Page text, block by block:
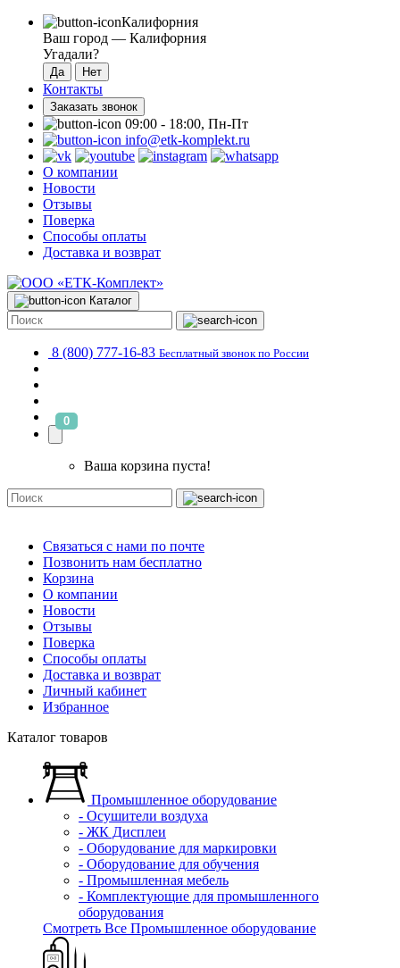
Калифорния
Ваш город — Калифорния
Угадали?
Контакты
Заказать звонок
09:00 - 18:00, Пн-Пт
info@etk-komplekt.ru
О компании
Новости
Отзывы
Поверка
Способы оплаты
Доставка и возврат
Каталог
8 (800) 777-16-83 Бесплатный звонок по России
0
Ваша корзина пуста!
Связаться с нами по почте
Позвонить нам бесплатно
Корзина
О компании
Новости
Отзывы
Поверка
Способы оплаты
Доставка и возврат
Личный кабинет
Избранное
Каталог товаров
Промышленное оборудование
- Осушители воздуха
- ЖК Дисплеи
- Оборудование для маркировки
- Оборудование для обучения
- Промышленная мебель
- Комплектующие для промышленного
оборудования
Смотреть Все Промышленное оборудование